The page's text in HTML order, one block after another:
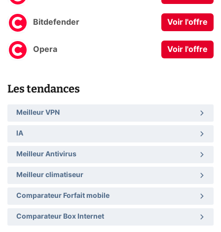
Bitdefender Voir l'offre
Opera Voir l'offre
Les tendances
Meilleur VPN
IA
Meilleur Antivirus
Meilleur climatiseur
Comparateur Forfait mobile
Comparateur Box Internet